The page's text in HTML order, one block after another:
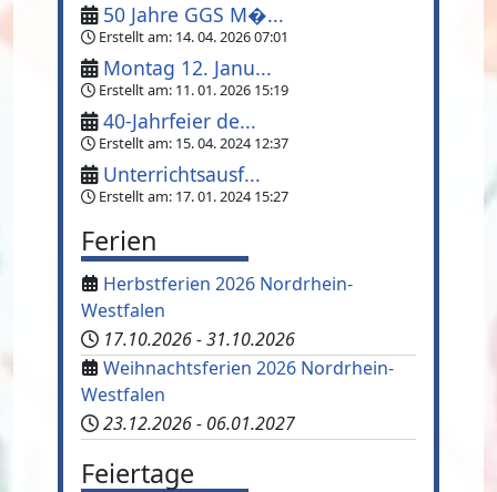
50 Jahre GGS M�...
Erstellt am: 14. 04. 2026 07:01
Montag 12. Janu...
Erstellt am: 11. 01. 2026 15:19
40-Jahrfeier de...
Erstellt am: 15. 04. 2024 12:37
Unterrichtsausf...
Erstellt am: 17. 01. 2024 15:27
Ferien
Herbstferien 2026 Nordrhein-
Westfalen
17.10.2026-31.10.2026
Weihnachtsferien 2026 Nordrhein-
Westfalen
23.12.2026- 06.01.2027
Feiertage